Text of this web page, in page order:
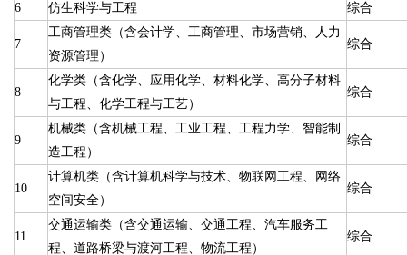
6
仿生科学与工程 综合
7
工商管理类（含会计学、工商管理、市场营销、人力
资源管理）
综合
8
化学类（含化学、应用化学、材料化学、高分子材料
与工程、化学工程与工艺）
综合
9
机械类（含机械工程、工业工程、工程力学、智能制
造工程）
综合
10
计算机类（含计算机科学与技术、物联网工程、网络
空间安全）
综合
11
交通运输类（含交通运输、交通工程、汽车服务工
程、道路桥梁与渡河工程、物流工程）
综合